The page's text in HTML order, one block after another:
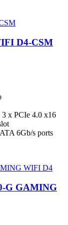
D4-CSM
x PCIe 4.0 x16
6Gb/s ports
G GAMING